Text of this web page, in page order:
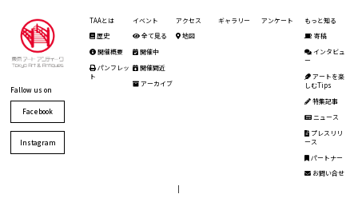
Fallow us on
Facebook
Instagram
TAAとは
歴史
開催概要
パンフレッ
ト
イベント
全て見る
開催中
開催間近
アーカイブ
アクセス
地図
ギャラリー アンケート
もっと知る
寄稿
インタビュ
ー
アートを楽
しむTips
特集記事
ニュース
プレスリリ
ース
パートナー
お問い合せ